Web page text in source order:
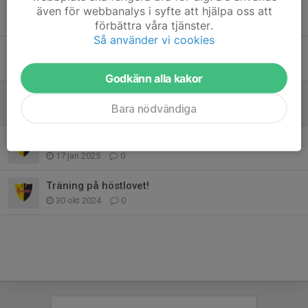
Träning 22/5 inställd
21 maj 2025 0
8 maj 2025 0
Start för barmarksträning 24/4
0
17 jan 2025 0
Träning på höstlovet!
30 okt 2024 0
även för webbanalys i syfte att hjälpa oss att
förbättra våra tjänster.
Så använder vi cookies
Godkänn alla kakor
Bara nödvändiga